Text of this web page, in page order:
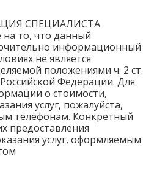
СПЕЦИАЛИСТА
то, что данный
информационный
не является
положениями ч. 2 ст.
Федерации. Для
о стоимости,
услуг, пожалуйста,
телефонам. Конкретный
предоставления
услуг, оформляемым